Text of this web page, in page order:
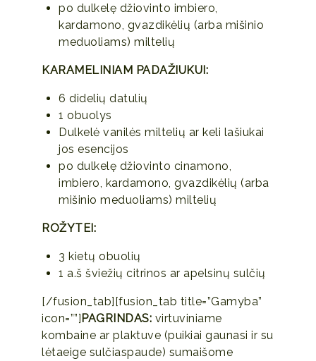
po dulkelę džiovinto imbiero,
kardamono, gvazdikėlių (arba mišinio
meduoliams) miltelių
KARAMELINIAM PADAŽIUKUI:
6 didelių datulių
1 obuolys
Dulkelė vanilės miltelių ar keli lašiukai
jos esencijos
po dulkelę džiovinto cinamono,
imbiero, kardamono, gvazdikėlių (arba
mišinio meduoliams) miltelių
ROŽYTEI:
3 kietų obuolių
1 a.š šviežių citrinos ar apelsinų sulčių
[/fusion_tab][fusion_tab title=”Gamyba”
icon=””]PAGRINDAS: virtuviniame
kombaine ar plaktuve (puikiai gaunasi ir su
lėtaeige sulčiaspaude) sumaišome